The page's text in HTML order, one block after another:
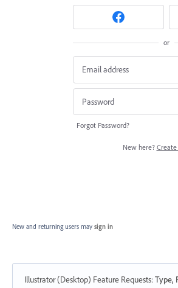
or
Forgot Password?
New here?
New and returning users may sign in
Illustrator (Desktop) Feature Requests:Type,